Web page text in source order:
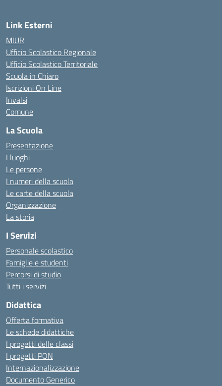
Link Esterni
MIUR
Ufficio Scolastico Regionale
Ufficio Scolastico Territoriale
Scuola in Chiaro
Iscrizioni On Line
Invalsi
Comune
La Scuola
Presentazione
I luoghi
Le persone
I numeri della scuola
Le carte della scuola
Organizzazione
La storia
I Servizi
Personale scolastico
Famiglie e studenti
Percorsi di studio
Tutti i servizi
Didattica
Offerta formativa
Le schede didattiche
I progetti delle classi
I progetti PON
Internazionalizzazione
Documento Generico